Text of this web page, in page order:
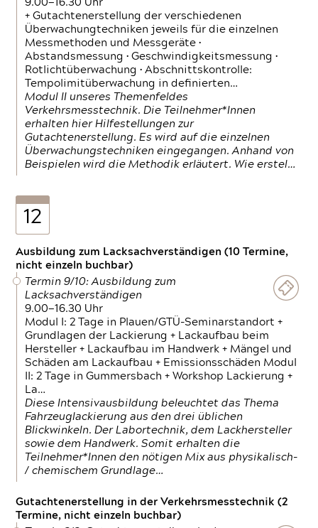
9.00—16.30 Uhr
+ Gutachtenerstellung der verschiedenen
Überwachungtechniken jeweils für die einzelnen
Messmethoden und Messgeräte •
Abstandsmessung • Geschwindigkeitsmessung •
Rotlichtüberwachung • Abschnittskontrolle:
Tempolimitüberwachung in definierten…
Modul II unseres Themenfeldes
Verkehrsmesstechnik. Die Teilnehmer*Innen
erhalten hier Hilfestellungen zur
Gutachtenerstellung. Es wird auf die einzelnen
Überwachungstechniken eingegangen. Anhand von
Beispielen wird die Methodik erläutert. Wie erstel…
12
Ausbildung zum Lacksachverständigen (10 Termine,
nicht einzeln buchbar)
Termin 9/10: Ausbildung zum
Lacksachverständigen
9.00—16.30 Uhr
Modul I: 2 Tage in Plauen/GTÜ-Seminarstandort +
Grundlagen der Lackierung + Lackaufbau beim
Hersteller + Lackaufbau im Handwerk + Mängel und
Schäden am Lackaufbau + Emissionsschäden Modul
II: 2 Tage in Gummersbach + Workshop Lackierung +
La…
Diese Intensivausbildung beleuchtet das Thema
Fahrzeuglackierung aus den drei üblichen
Blickwinkeln. Der Labortechnik, dem Lackhersteller
sowie dem Handwerk. Somit erhalten die
Teilnehmer*Innen den nötigen Mix aus physikalisch-
/ chemischem Grundlage…
Gutachtenerstellung in der Verkehrsmesstechnik (2
Termine, nicht einzeln buchbar)